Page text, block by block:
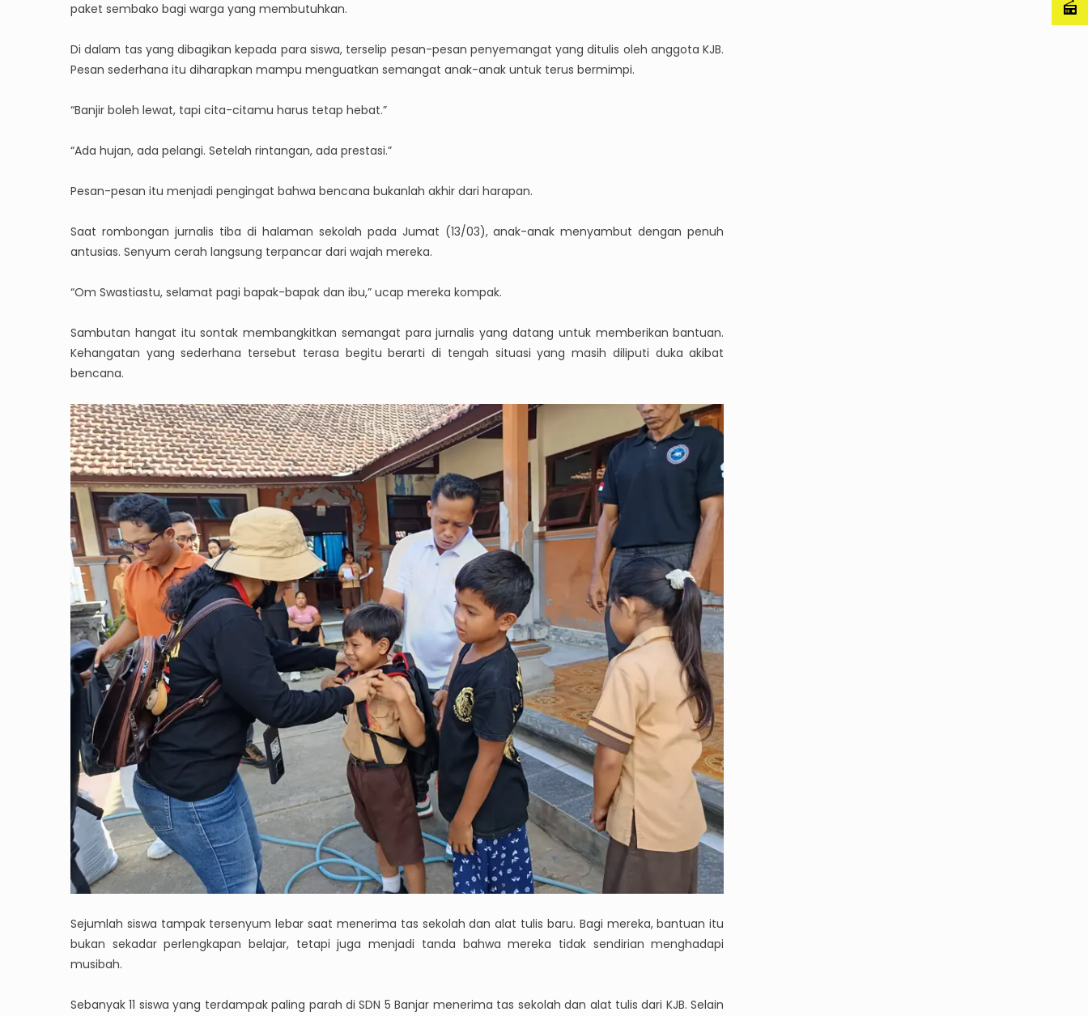
paket sembako bagi warga yang membutuhkan.
Di dalam tas yang dibagikan kepada para siswa, terselip pesan-pesan penyemangat yang ditulis oleh anggota KJB.
Pesan sederhana itu diharapkan mampu menguatkan semangat anak-anak untuk terus bermimpi.
“Banjir boleh lewat, tapi cita-citamu harus tetap hebat.”
“Ada hujan, ada pelangi. Setelah rintangan, ada prestasi.”
Pesan-pesan itu menjadi pengingat bahwa bencana bukanlah akhir dari harapan.
Saat rombongan jurnalis tiba di halaman sekolah pada Jumat (13/03), anak-anak menyambut dengan penuh
antusias. Senyum cerah langsung terpancar dari wajah mereka.
“Om Swastiastu, selamat pagi bapak-bapak dan ibu,” ucap mereka kompak.
Sambutan hangat itu sontak membangkitkan semangat para jurnalis yang datang untuk memberikan bantuan.
Kehangatan yang sederhana tersebut terasa begitu berarti di tengah situasi yang masih diliputi duka akibat
bencana.
Sejumlah siswa tampak tersenyum lebar saat menerima tas sekolah dan alat tulis baru. Bagi mereka, bantuan itu
bukan sekadar perlengkapan belajar, tetapi juga menjadi tanda bahwa mereka tidak sendirian menghadapi
musibah.
Sebanyak 11 siswa yang terdampak paling parah di SDN 5 Banjar menerima tas sekolah dan alat tulis dari KJB. Selain